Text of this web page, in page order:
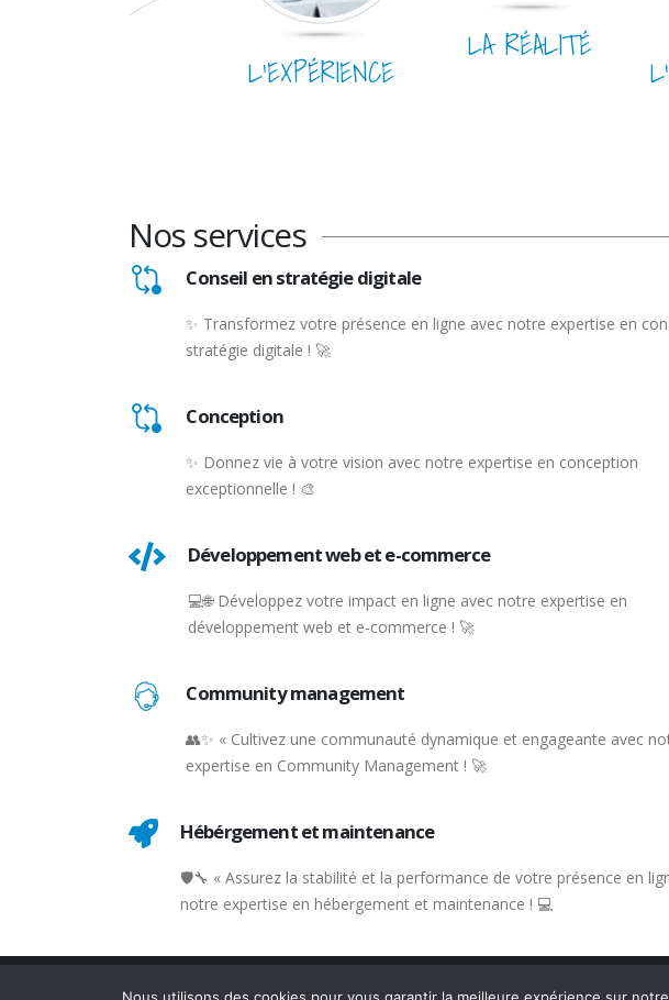
L’EXPÉRIENCE
LA RÉALITÉ
Nos services
Conseil en stratégie digitale
✨ Transformez votre présence en ligne avec notre expertise en
stratégie digitale ! 🚀
Conception
✨ Donnez vie à votre vision avec notre expertise en conception
exceptionnelle ! 🎨
Développement web et e-commerce
💻🌐 Développez votre impact en ligne avec notre expertise en
développement web et e-commerce ! 🚀
Community management
👥✨ « Cultivez une communauté dynamique et engageante avec
expertise en Community Management ! 🚀
Hébérgement et maintenance
🛡️🔧 « Assurez la stabilité et la performance de votre présence en
notre expertise en hébergement et maintenance ! 💻
© Copyright 2026. All Rights Reserved.